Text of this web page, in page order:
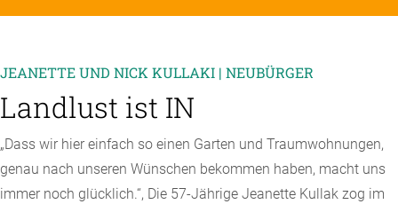
JEANETTE UND NICK KULLAKI | NEUBÜRGER
Landlust ist IN
„Dass wir hier einfach so einen Garten und Traumwohnungen,
genau nach unseren Wünschen bekommen haben, macht uns
immer noch glücklich.“, Die 57-Jährige Jeanette Kullak zog im